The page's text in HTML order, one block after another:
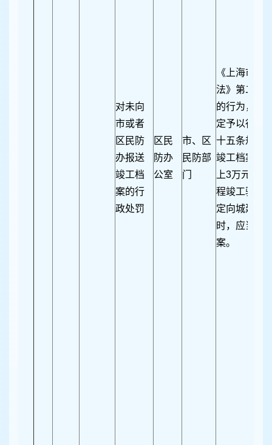
对未向
市或者
区民防
办报送
竣工档
案的行
政处罚
区民
防办
公室
市、区
民防部
门
《上海市民
法》第二十
的行为，由
定予以行政
十五条规定
竣工档案的
上3万元以
程竣工验收
定向城建档
时，应当向
案。